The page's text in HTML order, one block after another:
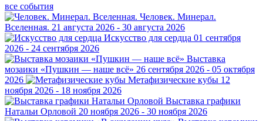
все события
Человек. Минерал.
Вселенная. 21 августа 2026 - 30 августа 2026
Искусство для сердца 01 сентября
2026 - 24 сентября 2026
Выставка
мозаики «Пушкин — наше всё» 26 сентября 2026 - 05 октября
2026
Метафизические кубы 12
ноября 2026 - 18 ноября 2026
Выставка графики
Натальи Орловой 20 ноября 2026 - 30 ноября 2026